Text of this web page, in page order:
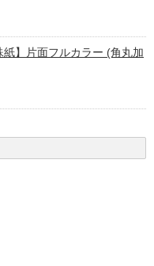
】片面フルカラー (角丸加